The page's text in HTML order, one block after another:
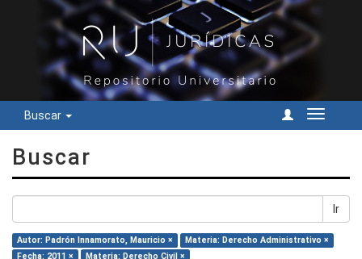
Buscar
Cambiar
Buscar
Ir
Autor: Padrón Innamorato, Mauricio ×
Materia: Derecho Administrativo ×
Fecha: 2011 ×
Materia: Derecho Civil ×